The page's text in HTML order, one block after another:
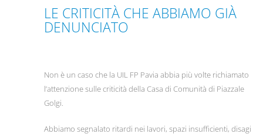
LE CRITICITÀ CHE ABBIAMO GIÀ
DENUNCIATO
Non è un caso che la UIL FP Pavia abbia più volte richiamato
l’attenzione sulle criticità della Casa di Comunità di Piazzale
Golgi.
Abbiamo segnalato ritardi nei lavori, spazi insufficienti, disagi